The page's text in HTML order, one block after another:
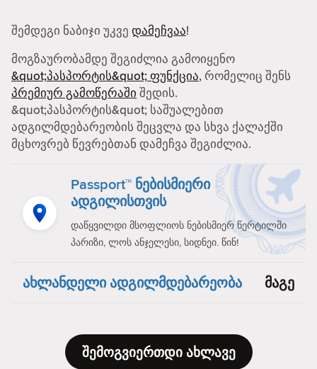
შემდეგი ნაბიჯი უკვე დამეჩვაა!
მოგზაურობამდე შეგიძლია გამოიყენო
&quot;პასპორტის&quot; ფუნქცია, რომელიც შენს
პრემიურ გამოწერაში შედის.
&quot;პასპორტის&quot; საშუალებით
ადგილმდებარეობის შეცვლა და სხვა ქალაქში
მცხოვრებ წევრებთან დამეჩვა შეგიძლია.
Passport™ ნებისმიერი
ადგილისთვის
დაწყვილდი მსოფლიოს ნებისმიერ წერტილში
პარიზი, ლოს ანჯელესი, სიდნეი. წინ!
ახლანდელი ადგილმდებარეობა მაგე
შემოგვიერთდი ახლავე